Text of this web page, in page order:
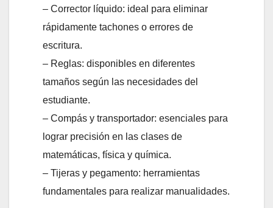
– Corrector líquido: ideal para eliminar
rápidamente tachones o errores de
escritura.
– Reglas: disponibles en diferentes
tamaños según las necesidades del
estudiante.
– Compás y transportador: esenciales para
lograr precisión en las clases de
matemáticas, física y química.
– Tijeras y pegamento: herramientas
fundamentales para realizar manualidades.